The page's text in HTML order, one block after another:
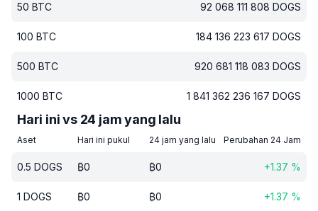
50 BTC 92 068 111 808 DOGS
100 BTC 184 136 223 617 DOGS
500 BTC 920 681 118 083 DOGS
1000 BTC 1 841 362 236 167 DOGS
Hari ini vs 24 jam yang lalu
Aset Hari ini pukul 24 jam yang lalu Perubahan 24 Jam
0.5 DOGS ₿0 ₿0 +1.37 %
1 DOGS ₿0 ₿0 +1.37 %